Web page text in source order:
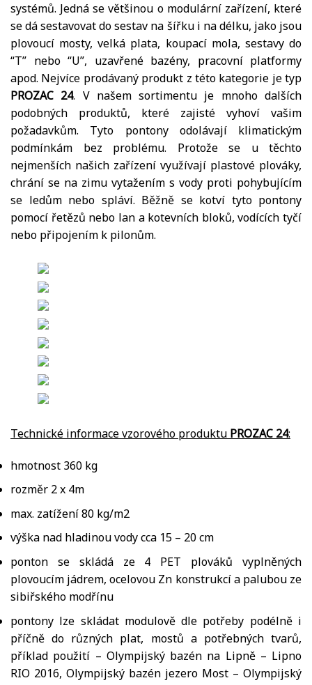
systémů. Jedná se většinou o modulární zařízení, které
se dá sestavovat do sestav na šířku i na délku, jako jsou
plovoucí mosty, velká plata, koupací mola, sestavy do
“T” nebo “U”, uzavřené bazény, pracovní platformy
apod. Nejvíce prodávaný produkt z této kategorie je typ
PROZAC 24. V našem sortimentu je mnoho dalších
podobných produktů, které zajisté vyhoví vašim
požadavkům. Tyto pontony odolávají klimatickým
podmínkám bez problému. Protože se u těchto
nejmenších našich zařízení využívají plastové plováky,
chrání se na zimu vytažením s vody proti pohybujícím
se ledům nebo spláví. Běžně se kotví tyto pontony
pomocí řetězů nebo lan a kotevních bloků, vodících tyčí
nebo připojením k pilonům.
Technické informace vzorového produktu PROZAC 24:
hmotnost 360 kg
rozměr 2 x 4m
max. zatížení 80 kg/m2
výška nad hladinou vody cca 15 – 20 cm
ponton se skládá ze 4 PET plováků vyplněných
plovoucím jádrem, ocelovou Zn konstrukcí a palubou ze
sibiřského modřínu
pontony lze skládat modulově dle potřeby podélně i
příčně do různých plat, mostů a potřebných tvarů,
příklad použití – Olympijský bazén na Lipně – Lipno
RIO 2016, Olympijský bazén jezero Most – Olympijský